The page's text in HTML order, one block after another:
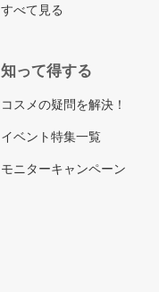
すべて見る
知って得する
コスメの疑問を解決！
イベント特集一覧
モニターキャンペーン